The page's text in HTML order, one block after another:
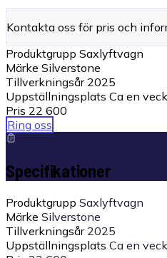
Kontakta oss för pris och
Produktgrupp Saxlyftvagn
Märke Silverstone
Tillverkningsår 2025
Uppställningsplats Ca en
Pris 22 600
Ring oss
Specifikationer
Produktgrupp Saxlyftvagn
Märke Silverstone
Tillverkningsår 2025
Uppställningsplats Ca en